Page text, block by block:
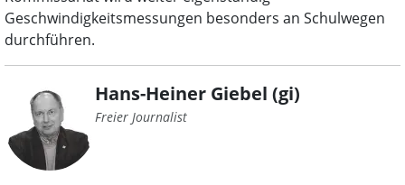
Geschwindigkeitsmessungen besonders an Schulwegen
durchführen.
Hans-Heiner Giebel (gi)
Freier Journalist